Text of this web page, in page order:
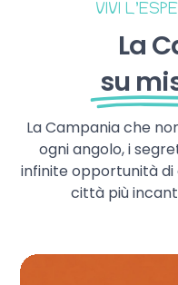
VIVI
La
su
La Campania che
ogni angolo, i
infinite opportunità di
città più